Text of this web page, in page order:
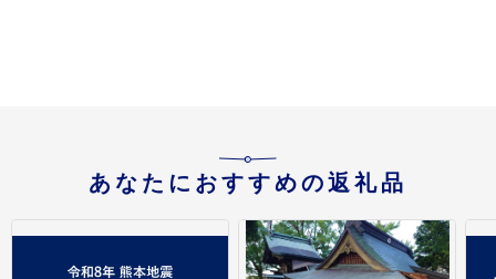
あなたにおすすめの返礼品